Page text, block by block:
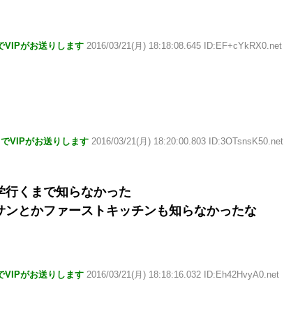
VIPがお送りします 2016/03/21(月) 18:18:08.645 ID:EF+cYkRX0.net
VIPがお送りします 2016/03/21(月) 18:20:00.803 ID:3OTsnsK50.net
行くまで知らなかった
ンとかファーストキッチンも知らなかったな
VIPがお送りします 2016/03/21(月) 18:18:16.032 ID:Eh42HvyA0.net